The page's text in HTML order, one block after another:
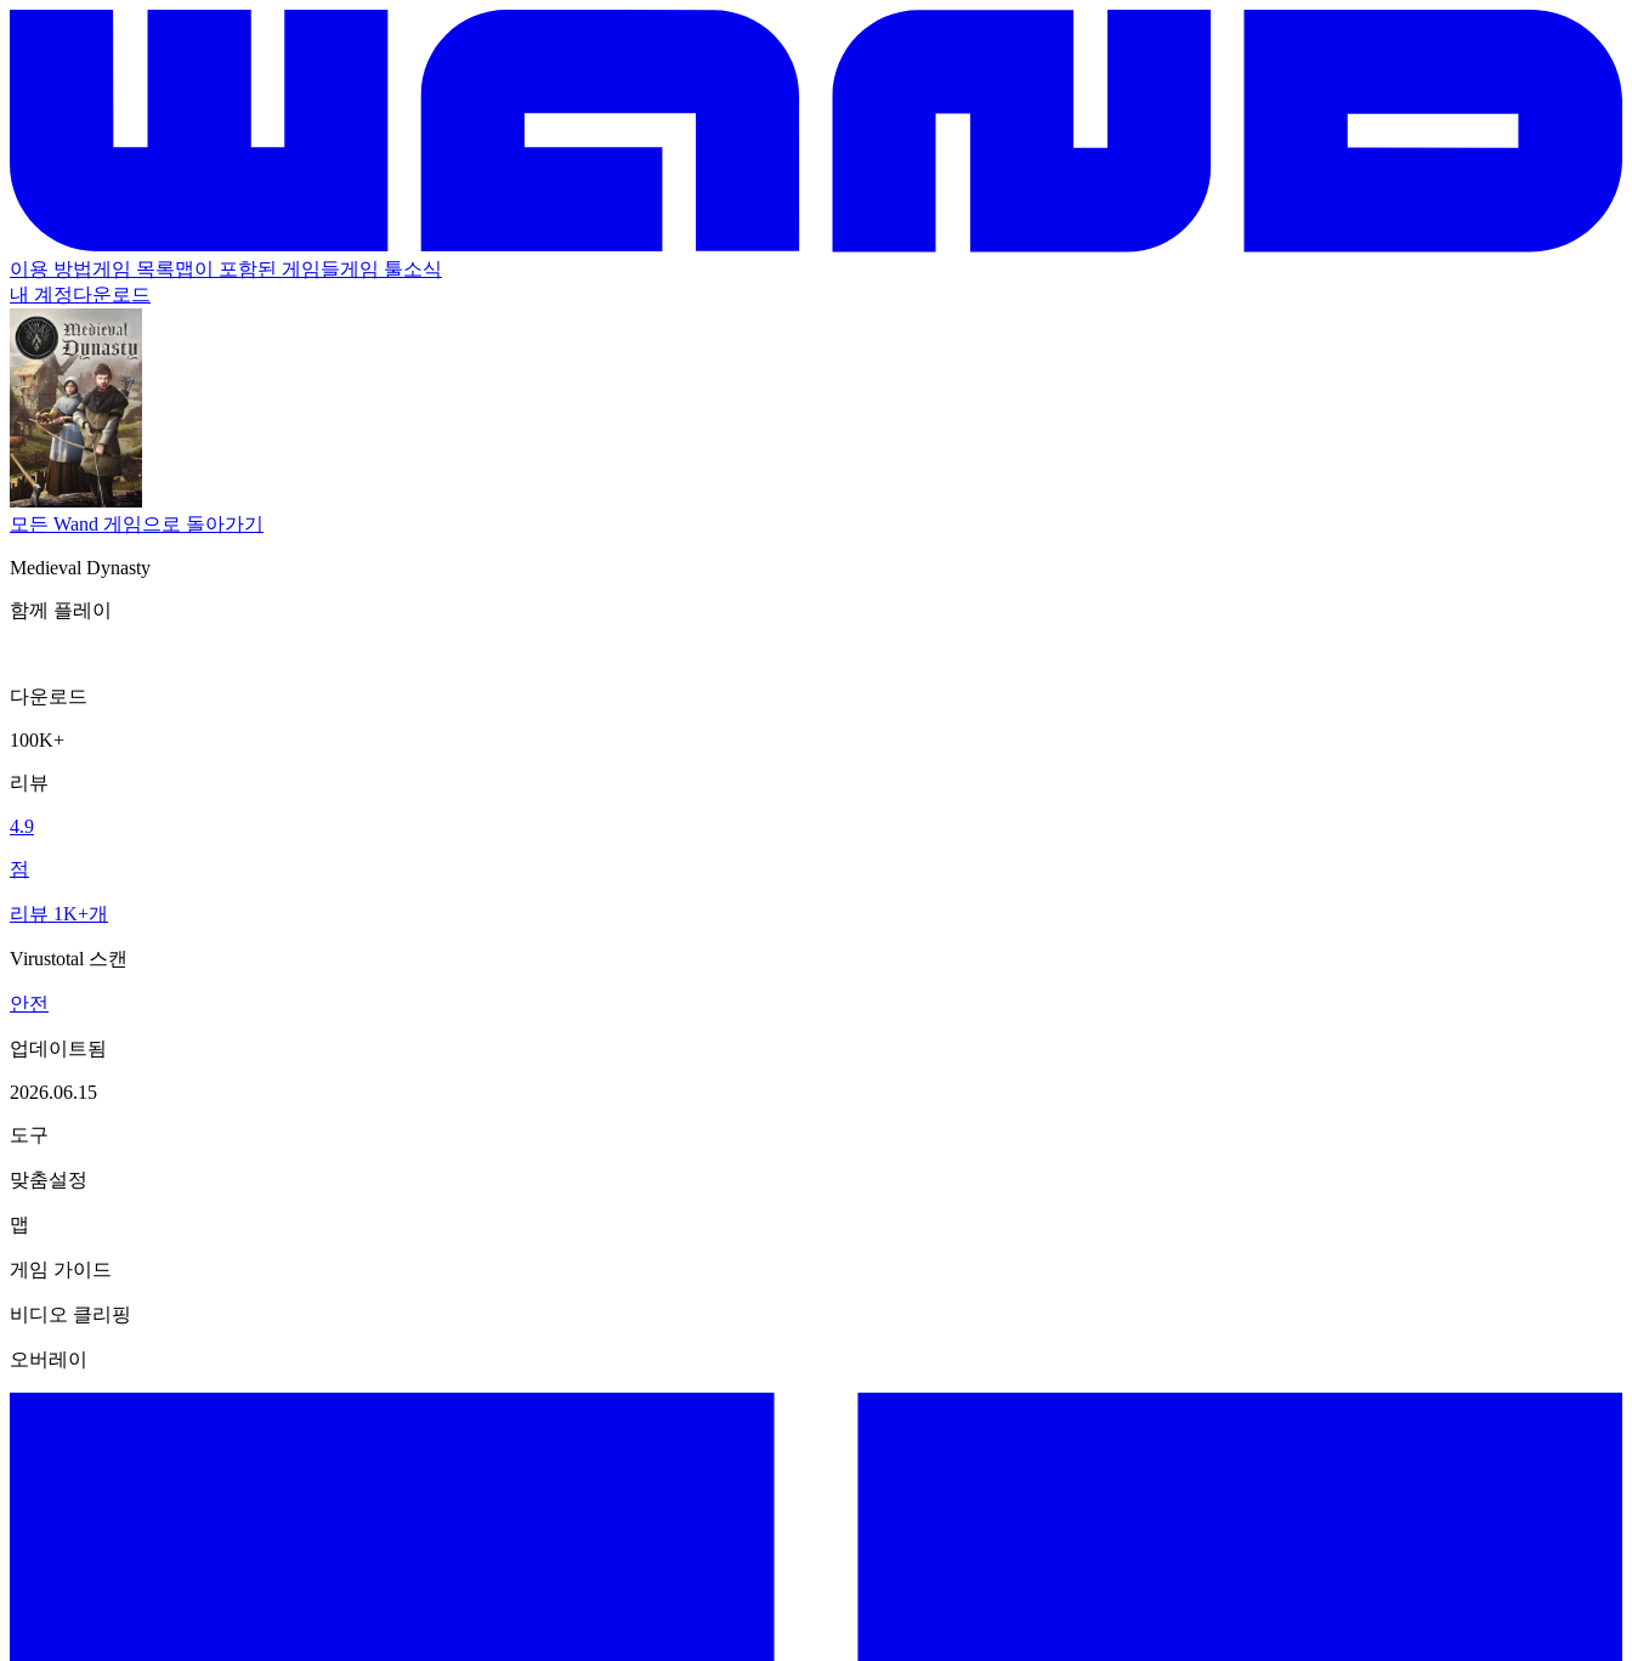
이용 방법게임 목록맵이 포함된 게임들게임 툴소식
내 계정다운로드
모든 Wand 게임으로 돌아가기
Medieval Dynasty
함께 플레이
다운로드
100K+
리뷰
4.9
점
리뷰 1K+개
Virustotal 스캔
안전
업데이트됨
2026.06.15
도구
맞춤설정
맵
게임 가이드
비디오 클리핑
오버레이